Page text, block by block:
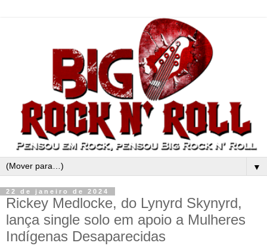
▼
22 de janeiro de 2024
Rickey Medlocke, do Lynyrd Skynyrd,
lança single solo em apoio a Mulheres
Indígenas Desaparecidas